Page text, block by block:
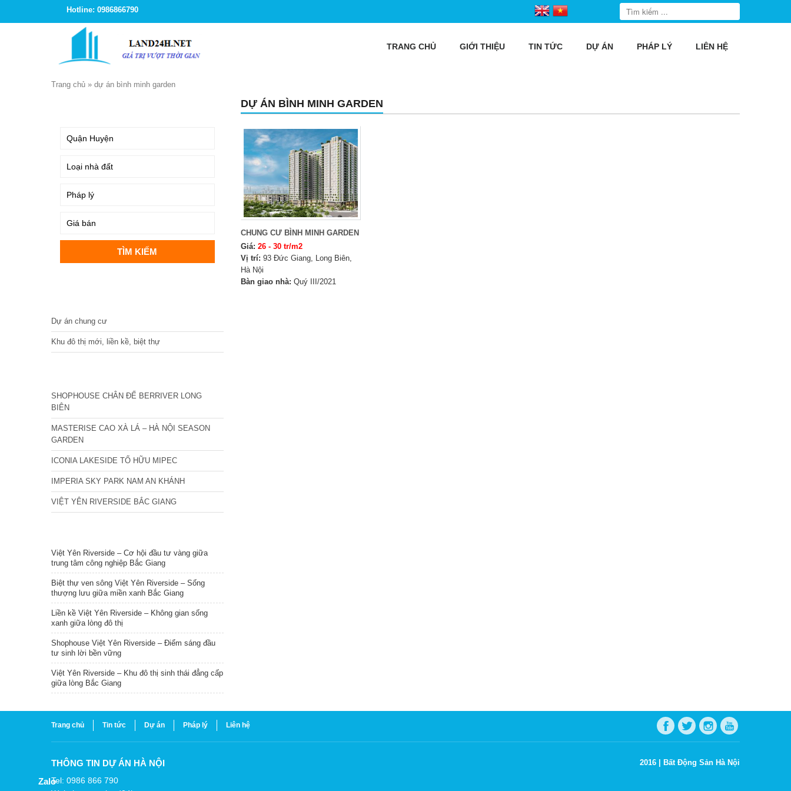
Hotline: 0986866790
TRANG CHỦ GIỚI THIỆU TIN TỨC DỰ ÁN PHÁP LÝ LIÊN HỆ
Trang chủ » dự án bình minh garden
DỰ ÁN BÌNH MINH GARDEN
CHUNG CƯ BÌNH MINH GARDEN
Giá: 26 - 30 tr/m2
Vị trí: 93 Đức Giang, Long Biên,
Hà Nội
Bàn giao nhà: Quý III/2021
Dự án chung cư
Khu đô thị mới, liền kề, biệt thự
SHOPHOUSE CHÂN ĐẾ BERRIVER LONG
BIÊN
MASTERISE CAO XÀ LÁ – HÀ NỘI SEASON
GARDEN
ICONIA LAKESIDE TỐ HỮU MIPEC
IMPERIA SKY PARK NAM AN KHÁNH
VIỆT YÊN RIVERSIDE BẮC GIANG
Việt Yên Riverside – Cơ hội đầu tư vàng giữa
trung tâm công nghiệp Bắc Giang
Biệt thự ven sông Việt Yên Riverside – Sống
thượng lưu giữa miền xanh Bắc Giang
Liền kề Việt Yên Riverside – Không gian sống
xanh giữa lòng đô thị
Shophouse Việt Yên Riverside – Điểm sáng đầu
tư sinh lời bền vững
Việt Yên Riverside – Khu đô thị sinh thái đẳng cấp
giữa lòng Bắc Giang
Trang chủ Tin tức Dự án Pháp lý Liên hệ
THÔNG TIN DỰ ÁN HÀ NỘI
Tel: 0986 866 790
2016 | Bất Động Sản Hà Nội
Zalo